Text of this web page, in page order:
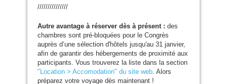
///////////////
Autre avantage à réserver dès à présent : des
chambres sont pré-bloquées pour le Congrès
auprès d’une sélection d'hôtels jusqu'au 31 janvier,
afin de garantir des hébergements de proximité aux
participants. Vous trouverez la liste dans la section
"Location > Accomodation" du site web. Alors
préparez votre voyage dès maintenant !